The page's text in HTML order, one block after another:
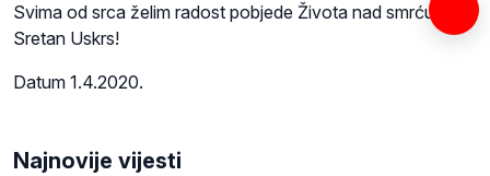
Svima od srca želim radost pobjede Života nad smrću.
Sretan Uskrs!
Datum 1.4.2020.
Najnovije vijesti